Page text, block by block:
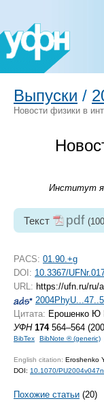
Выпуски /
Новости физики в
Институт
Текст pdf
PACS: 01.90.+g
DOI: 10.3367/
URL: https://ufn.ru/ru/
Цитата: Ерошенко Ю
УФН 174564–564
BibTex BibNote ® (generic)
English citation: Eroshenko
DOI: 10.1070/
Похожие статьи (20)